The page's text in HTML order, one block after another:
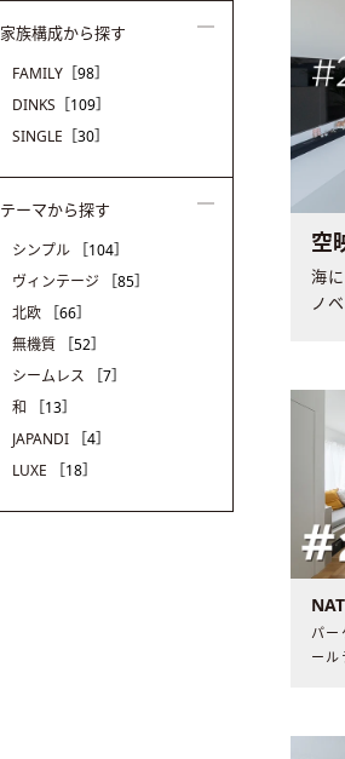
空
海
ノ
パー
ール
家族構成から探す
FAMILY ［98］
DINKS ［109］
SINGLE ［30］
テーマから探す
シンプル
［104］
ヴィンテージ
［85］
北欧
［66］
無機質
［52］
シームレス
［7］
和
［13］
JAPANDI
［4］
LUXE
［18］